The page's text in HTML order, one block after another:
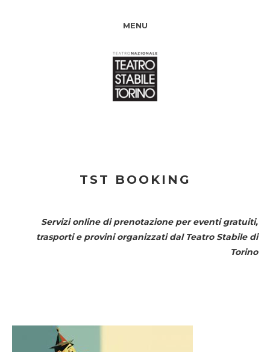
MENU
TST BOOKING
Servizi online di prenotazione per eventi gratuiti,
trasporti e provini organizzati dal Teatro Stabile di
Torino